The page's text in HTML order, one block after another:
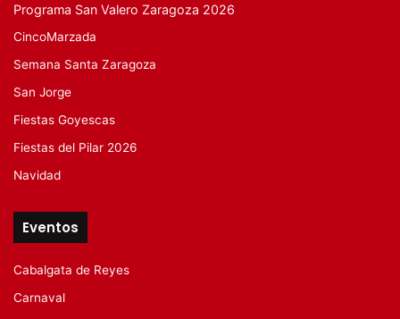
Programa San Valero Zaragoza 2026
CincoMarzada
Semana Santa Zaragoza
San Jorge
Fiestas Goyescas
Fiestas del Pilar 2026
Navidad
Eventos
Cabalgata de Reyes
Carnaval